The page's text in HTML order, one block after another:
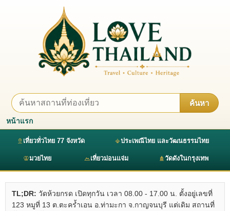
ค้นหา
หน้าแรก
เที่ยวทั่วไทย 77 จังหวัด ประเพณีไทย และวัฒนธรรมไทย
มวยไทย เที่ยวม่อนแจ่ม วัดดังในกรุงเทพ
TL;DR: วัดห้วยกรด เปิดทุกวัน เวลา 08.00 - 17.00 น. ตั้งอยู่เลขที่
123 หมูที่ 13 ต.ตะคร้ำเอน อ.ท่ามะกา จ.กาญจนบุรี แต่เดิม สถานที่